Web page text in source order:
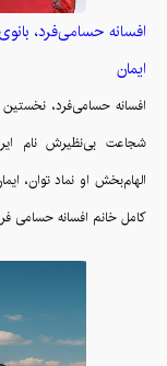
افسانه حسامی‌فرد،
ایمان
شجاعت بی‌نظیرش نام
الهام‌بخش او نماد توان،
کامل خانم افسانه حسامی